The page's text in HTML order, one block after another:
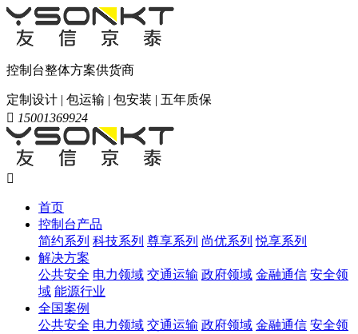
控制台整体方案供货商
定制设计 | 包运输 | 包安装 | 五年质保
 15001369924

首页
控制台产品
简约系列 科技系列 尊享系列 尚优系列 悦享系列
解决方案
公共安全 电力领域 交通运输 政府领域 金融通信 安全领
域 能源行业
全国案例
公共安全 电力领域 交通运输 政府领域 金融通信 安全领